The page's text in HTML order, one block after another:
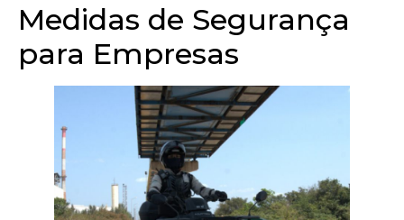
Medidas de Segurança
para Empresas